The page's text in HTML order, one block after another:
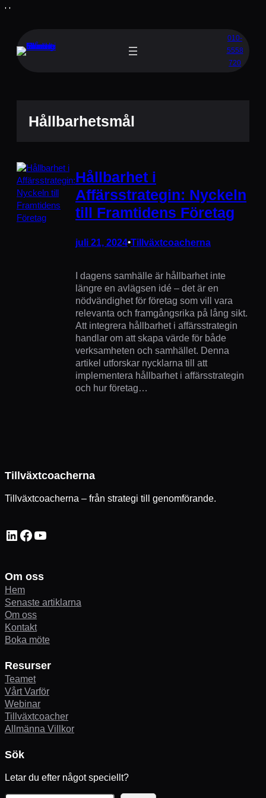
' '
010-
5558
720
Hållbarhetsmål
Hållbarhet i
Affärsstrategin: Nyckeln
till Framtidens Företag
juli 21, 2024•Tillväxtcoacherna
I dagens samhälle är hållbarhet inte
längre en avlägsen idé – det är en
nödvändighet för företag som vill vara
relevanta och framgångsrika på lång sikt.
Att integrera hållbarhet i affärsstrategin
handlar om att skapa värde för både
verksamheten och samhället. Denna
artikel utforskar nycklarna till att
implementera hållbarhet i affärsstrategin
och hur företag…
Tillväxtcoacherna
Tillväxtcoacherna – från strategi till genomförande.
LinkedIn Facebook YouTube
Om oss
Hem
Senaste artiklarna
Om oss
Kontakt
Boka möte
Resurser
Teamet
Vårt Varför
Webinar
Tillväxtcoacher
Allmänna Villkor
Sök
Letar du efter något speciellt?